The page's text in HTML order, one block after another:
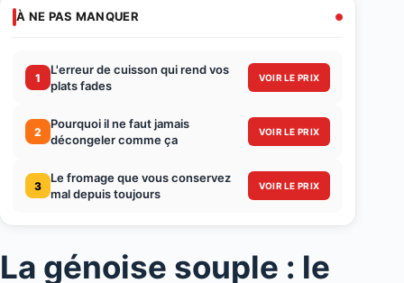
À NE PAS MANQUER
1
L'erreur de cuisson qui rend vos
plats fades
VOIR LE PRIX
2
Pourquoi il ne faut jamais
décongeler comme ça
VOIR LE PRIX
3
Le fromage que vous conservez
mal depuis toujours
VOIR LE PRIX
La génoise souple : le